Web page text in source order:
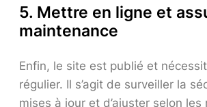
5. Mettre en ligne et
maintenance
Enfin, le site est publié et
régulier. Il s’agit de surveiller la
mises à jour et d’ajuster selon les